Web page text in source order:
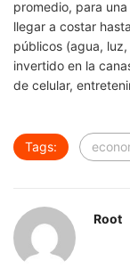
promedio, para una
llegar a costar hasta
públicos (agua, luz,
invertido en la
de celular,
Tags:
Root